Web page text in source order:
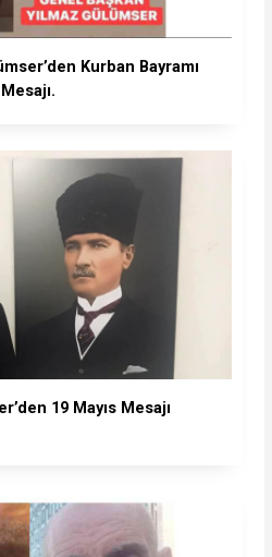
Kurban Bayramı
Mesajı.
19 Mayıs Mesajı